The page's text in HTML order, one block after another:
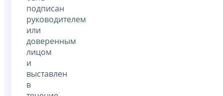
подписан
руководителем
или
доверенным
лицом
и
выставлен
в